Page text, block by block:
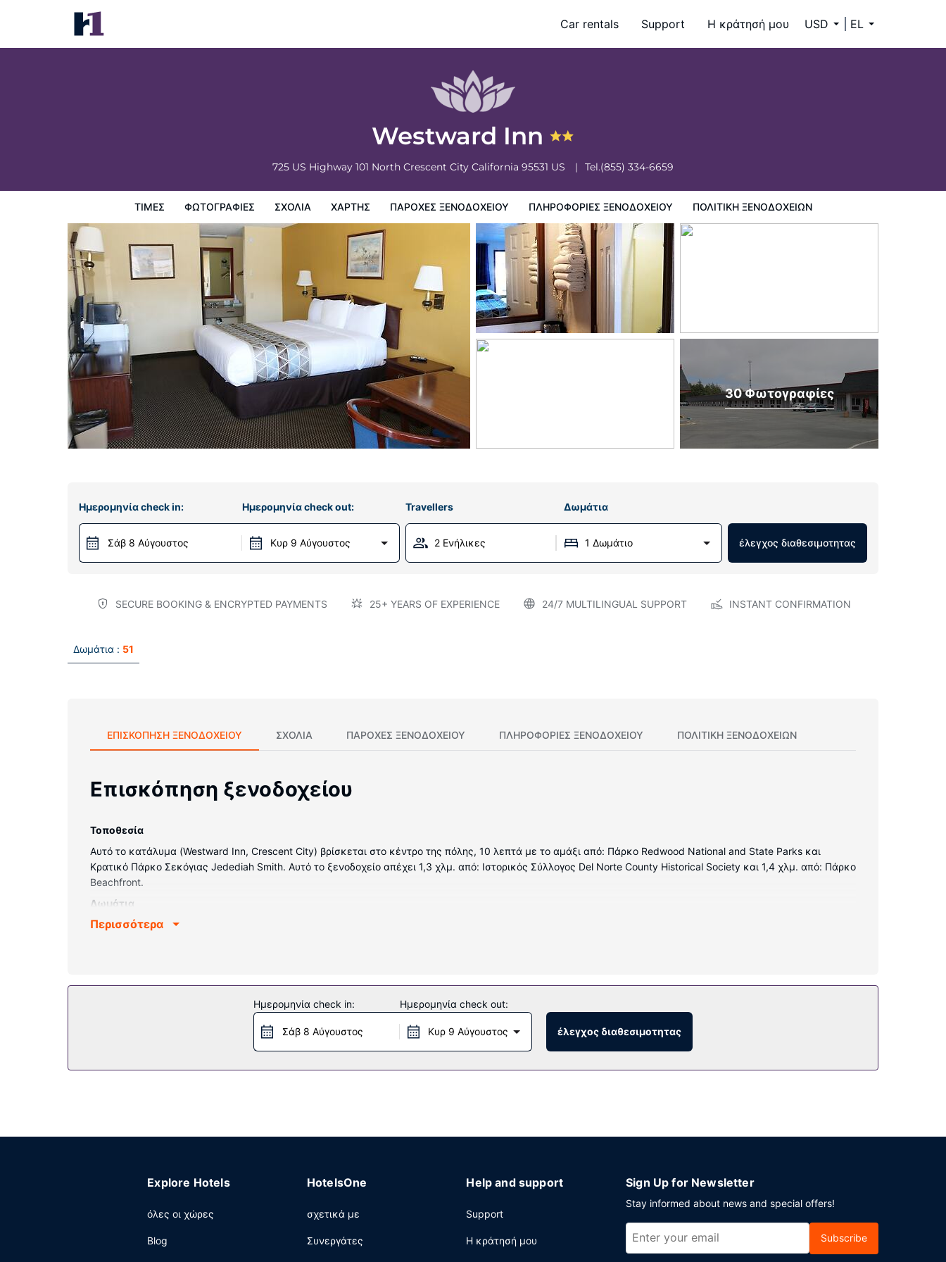
Car rentals Support Η κράτησή μου USD EL
Westward Inn
725 US Highway 101 North Crescent City California 95531 US Tel.(855) 334-6659
ΤΙΜΈΣ ΦΩΤΟΓΡΑΦΊΕΣ ΣΧΌΛΙΑ ΧΆΡΤΗΣ ΠΑΡΟΧΕΣ ΞΕΝΟΔΟΧΕΙΟΥ ΠΛΗΡΟΦΟΡΊΕΣ ΞΕΝΟΔΟΧΕΊΟΥ ΠΟΛΙΤΙΚΗ ΞΕΝΟΔΟΧΕΊΩΝ
Westward Inn
Τιμές Πολιτικη ξενοδοχείων
30 Φωτογραφίες
Ημερομηνία check in:
Σάβ 8 Αύγουστος
Ημερομηνία check out:
Κυρ 9 Αύγουστος
Travellers Δωμάτια
2 Ενήλικες 1 Δωμάτιο έλεγχος διαθεσιμοτητας
SECURE BOOKING & ENCRYPTED PAYMENTS 25+ YEARS OF EXPERIENCE 24/7 MULTILINGUAL SUPPORT INSTANT CONFIRMATION
Δωμάτια : 51
ΕΠΙΣΚΌΠΗΣΗ ΞΕΝΟΔΟΧΕΊΟΥ ΣΧΌΛΙΑ ΠΑΡΟΧΕΣ ΞΕΝΟΔΟΧΕΙΟΥ ΠΛΗΡΟΦΟΡΊΕΣ ΞΕΝΟΔΟΧΕΊΟΥ ΠΟΛΙΤΙΚΗ ΞΕΝΟΔΟΧΕΊΩΝ
Επισκόπηση ξενοδοχείου
Τοποθεσία
Αυτό το κατάλυμα (Westward Inn, Crescent City) βρίσκεται στο κέντρο της πόλης, 10 λεπτά με το αμάξι από: Πάρκο Redwood National and State Parks και
Κρατικό Πάρκο Σεκόγιας Jedediah Smith. Αυτό το ξενοδοχείο απέχει 1,3 χλμ. από: Ιστορικός Σύλλογος Del Norte County Historical Society και 1,4 χλμ. από: Πάρκο
Beachfront.
Δωμάτια
Νιώστε σαν στο σπίτι σας σε ένα από τα 51 δωμάτια με κλιματισμό, όπου υπάρχουν ψυγείο και φούρνοι μικροκυμάτων. Για τη διασκέδασή σας προσφέρονται
Αυτό το ξενοδοχείο μη καπνιστών διαθέτει μονοπάτια για πεζοπορία/ποδηλασία σε κοντινή απόσταση.
Η ρεσεψιόν λειτουργεί συγκεκριμένες ώρες μόνο. Στους χώρους μας θα βρείτε δωρεάν στάθμευση χωρίς παρκαδόρο.
Περισσότερα
Ημερομηνία check in:
Σάβ 8 Αύγουστος
Ημερομηνία check out:
Κυρ 9 Αύγουστος έλεγχος διαθεσιμοτητας
Explore Hotels
όλες οι χώρες
Blog
HotelsOne
σχετικά με
Συνεργάτες
Help and support
Support
Η κράτησή μου
Sign Up for Newsletter
Stay informed about news and special offers!
Subscribe